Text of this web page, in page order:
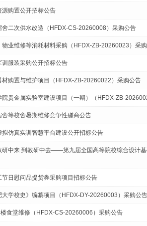
购置公开招标公告
二次供水改造（HFDX-CS-20260008）采购公告
业维修等消耗材料采购（HFDX-ZB-20260023）采
服装采购公开招标公告
购置与维护项目（HFDX-ZB-20260022）采购公告
贵金属实验室建设项目（一期）（HFDX-ZB-
等校舍暑期维修竞争性磋商公告
仿真实训智慧平台建设公开招标公告
中来 到教研中去——第九届全国高等院校综合设计
日慰问品提货券采购项目招标公告
学校史》编纂项目（HFDX-DY-20260003）采购公告
食堂维修（HFDX-CS-20260006）采购公告